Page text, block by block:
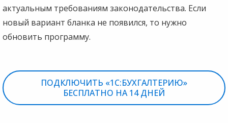
актуальным требованиям законодательства. Если
новый вариант бланка не появился, то нужно
обновить программу.
ПОДКЛЮЧИТЬ «1С:БУХГАЛТЕРИЮ»
БЕСПЛАТНО НА 14 ДНЕЙ